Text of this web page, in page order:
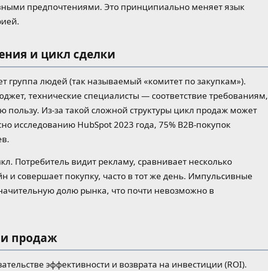
предпочтениями. Это принципиально меняет язык
и цикл сделки
группа людей (так называемый «комитет по закупкам»).
технические специалисты — соответствие требованиям,
пользу. Из-за такой сложной структуры цикл продаж может
исследованию HubSpot 2023 года, 75% B2B-покупок
Потребитель видит рекламу, сравнивает несколько
и совершает покупку, часто в тот же день. Импульсивные
долю рынка, что почти невозможно в
и продаж
эффективности и возврата на инвестиции (ROI).